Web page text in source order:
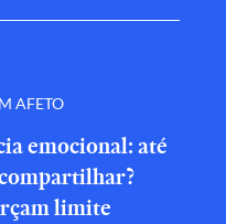
AFETO
emocional: até
limite